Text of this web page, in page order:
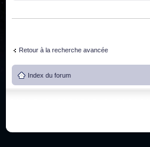
Retour à la recherche avancée
Index du forum